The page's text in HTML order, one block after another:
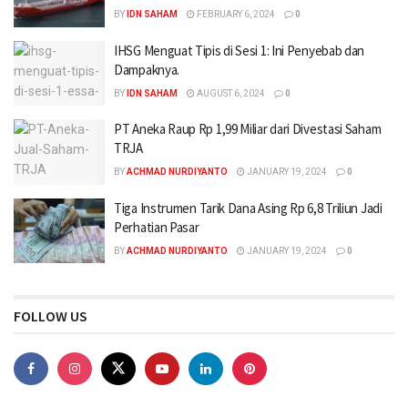
BY IDN SAHAM FEBRUARY 6, 2024 0
IHSG Menguat Tipis di Sesi 1: Ini Penyebab dan
Dampaknya.
BY IDN SAHAM AUGUST 6, 2024 0
PT Aneka Raup Rp 1,99 Miliar dari Divestasi Saham
TRJA
BYACHMAD NURDIYANTO JANUARY 19, 2024 0
Tiga Instrumen Tarik Dana Asing Rp 6,8 Triliun Jadi
Perhatian Pasar
BYACHMAD NURDIYANTO JANUARY 19, 2024 0
FOLLOW US